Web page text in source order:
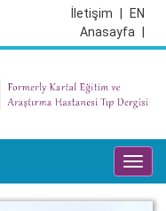
EN
İletişim
Anasayfa